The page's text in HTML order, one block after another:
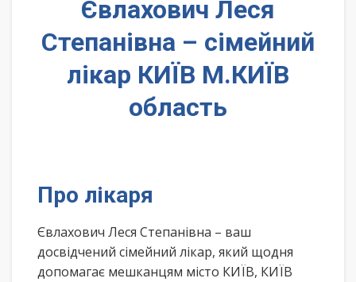
Євлахович Леся
Степанівна – сімейний
лікар КИЇВ М.КИЇВ
область
Про лікаря
Євлахович Леся Степанівна – ваш
досвідчений сімейний лікар, який щодня
допомагає мешканцям місто КИЇВ, КИЇВ